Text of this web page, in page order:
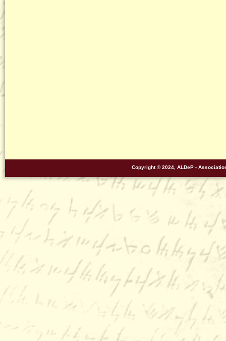
Copyright © 2024, ALDeP -